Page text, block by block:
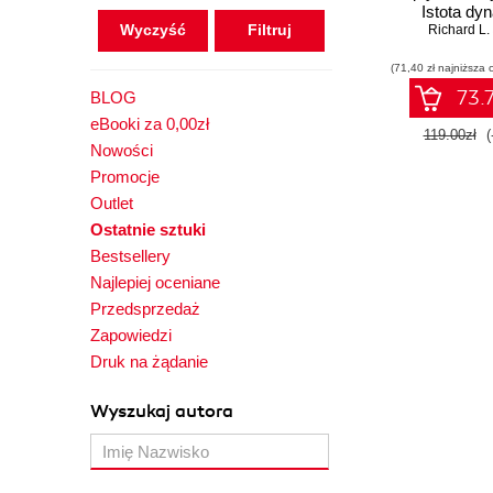
Wyczyść
BLOG
eBooki za 0,00zł
Nowości
Promocje
Outlet
Ostatnie sztuki
Bestsellery
Najlepiej oceniane
Przedsprzedaż
Zapowiedzi
Druk na żądanie
Wyszukaj autora
Istota
Richard L.
(71,40 zł najniższa
119.00zł